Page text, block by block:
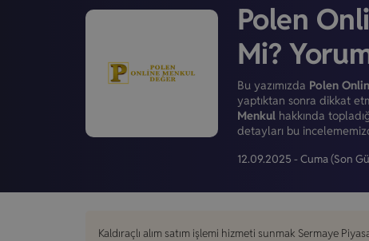
Polen
Mi?
Bu yazımızda Polen
yaptıktan sonra dikkat
Menkulhakkında
detayları bu
12.09.2025 - Cuma(Son
Kaldıraçlı alım satım işlemi hizmeti sunmak Sermaye